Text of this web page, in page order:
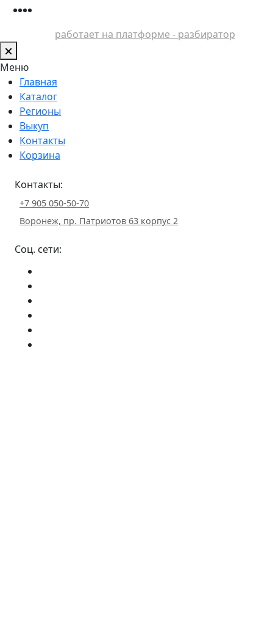
работает на платформе - разбиратор
Меню
Главная
Каталог
Регионы
Выкуп
Контакты
Корзина
Контакты:
+7 905 050-50-70
Воронеж, пр. Патриотов 63 корпус 2
Соц. сети: